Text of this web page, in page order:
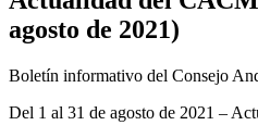
agosto de 2021)
Boletín informativo del Consejo
Del 1 al 31 de agosto de 2021 –